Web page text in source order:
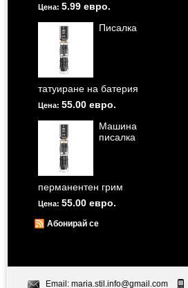
Цена: 5.99 евро.
Писалка
татуиране на батерия
Цена: 55.00 евро.
Машина
писалка
перманентен грим
Цена: 55.00 евро.
Абонирай се
Email: maria.stil.info@gmail.com